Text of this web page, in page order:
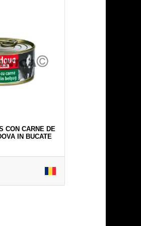
CON CARNE DE
IN BUCATE